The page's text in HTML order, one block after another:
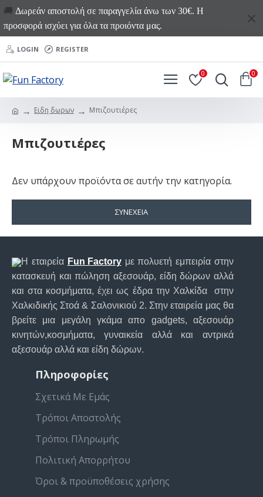
🚚 Δωρεάν αποστολή σε παραγγελία άνω των 30€. Η
προσφορά ισχύει για όλα τα προιόντα μας.
LOGIN REGISTER
0 0
Ειδη δωρων Μπιζουτιέρες
Μπιζουτιέρες
Δεν υπάρχουν προϊόντα σε αυτήν την κατηγορία.
ΣΥΝΈΧΕΙΑ
Η εταιρεία Fun Factory με πολυετή εμπειρία στην
κατασκευή και πώληση αξεσουάρ, είδη δώρων αλλά
και στα κοσμήματα, έχει ως έδρα την Χαλκίδα στην
Χαλκιδικής Στοά & Σαλονικιού 2. Στην εταιρεία μας θα
βρείτε μια μεγάλη γκάμα απο gadgets, αξεσουάρ
κινητών,κοσμήματα, γυναικεία αλλά και αντρικά
αξεσουάρ αλλά και είδη δώρων.
Πληροφορίες
Σχετικά Με Εμάς
Τρόποι Αποστολής
Τρόποι Πληρωμής
Πολιτική Απορρήτου
Όροι & προϋποθέσεις χρήσης